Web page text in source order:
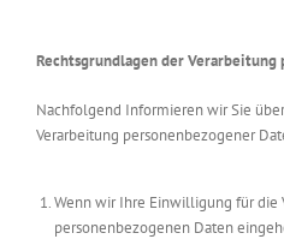
Rechtsgrundlagen der Verarbeitung
Nachfolgend Informieren wir Sie
Verarbeitung personenbezogener
Wenn wir Ihre Einwilligung für die
personenbezogenen Daten